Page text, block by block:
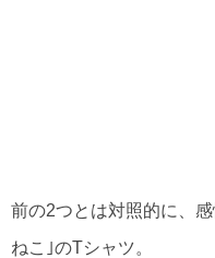
前の2つとは対照的に、
ねこ｣のTシャツ。